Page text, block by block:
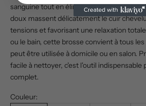
sanguine tout en éliminant les impuretés.
doux massent délicatement le cuir
tensions et favorisant une relaxation
ou le bain, cette brosse convient à tous
peut être utilisée à domicile ou en salon.
facile à nettoyer, c'est l'outil indispensable
complet.
Couleur: